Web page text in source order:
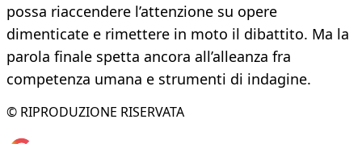
possa riaccendere l’attenzione su opere
dimenticate e rimettere in moto il dibattito. Ma la
parola finale spetta ancora all’alleanza fra
competenza umana e strumenti di indagine.
© RIPRODUZIONE RISERVATA